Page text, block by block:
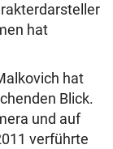
hat
hat
Blick.
und auf
verführte